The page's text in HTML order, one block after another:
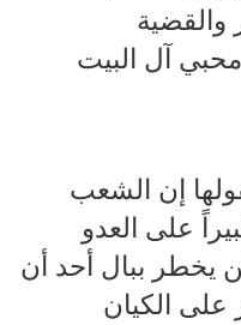
محبي آل البيت
إن الشعب
على العدو
يخطر ببال أحد أن
الكيان